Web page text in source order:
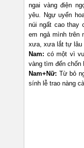
ngai vàng điện
yêu. Ngự uyển
núi ngất cao thay
em ngả mình trên
xưa, xưa lắt tự lâu
Nam: có một vì
vàng tìm đến chốn
Nam+Nữ: Từ bỏ
sính lễ trao nàng